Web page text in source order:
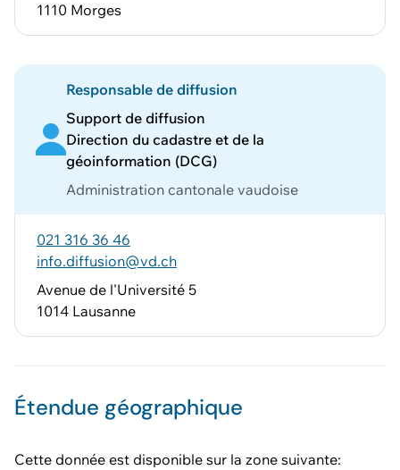
1110 Morges
Responsable de diffusion
Support de diffusion
Direction du cadastre et de la
géoinformation (DCG)
Administration cantonale vaudoise
021 316 36 46
info.diffusion@vd.ch
Avenue de l'Université 5
1014 Lausanne
Étendue géographique
Cette donnée est disponible sur la zone suivante: